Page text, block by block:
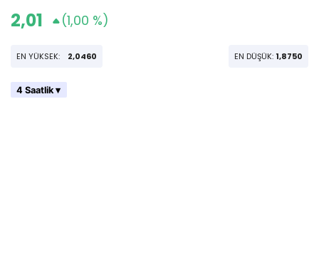
2,01 (1,00 %)
EN YÜKSEK: 2,0460 EN DÜŞÜK: 1,8750
4 Saatlik ▾